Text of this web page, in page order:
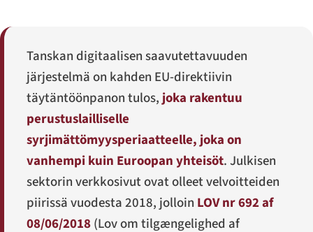
Tanskan digitaalisen saavutettavuuden
järjestelmä on kahden EU-direktiivin
täytäntöönpanon tulos,joka rakentuu
perustuslailliselle
syrjimättömyysperiaatteelle, joka on
vanhempi kuin Euroopan yhteisöt. Julkisen
sektorin verkkosivut ovat olleet velvoitteiden
piirissä vuodesta 2018, jolloin LOV nr 692 af
08/06/2018(Lov om tilgængelighed af